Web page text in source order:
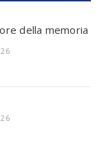
della memoria